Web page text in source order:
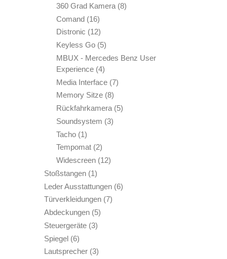
Produkte
360 Grad Kamera 88
Comand 1616
Produkte
Distronic 1212
Produkte
Keyless Go 55
Produkte
MBUX - Mercedes Benz User
Experience 44
Produkte
Media Interface 77
Memory Sitze 88
Produkte
Rückfahrkamera 55
Soundsystem 33
Tacho 11
Produkt
Tempomat 22
Produkte
Widescreen 1212
Stoßstangen 11
Produkt
Leder Ausstattungen 66
Türverkleidungen 77
Abdeckungen 55
Steuergeräte 33
Spiegel 66
Produkte
Lautsprecher 33